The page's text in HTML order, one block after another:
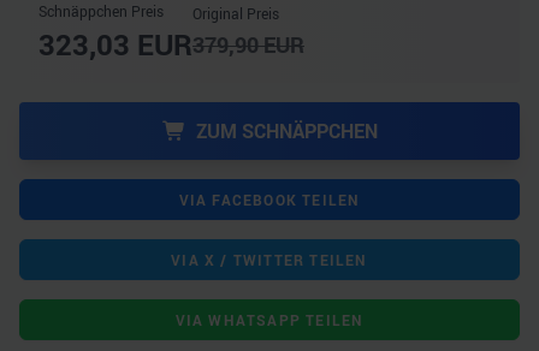
Schnäppchen Preis
323,03 EUR
Original Preis
379,90EUR
ZUM SCHNÄPPCHEN
VIA FACEBOOK TEILEN
VIA X / TWITTER TEILEN
VIA WHATSAPP TEILEN